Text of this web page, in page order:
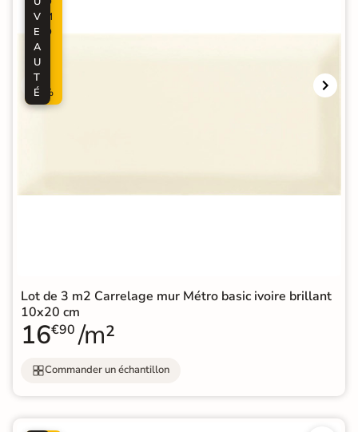
M
O
%
V
E
A
U
T
É
Lot de 3 m2 Carrelage mur Métro basic ivoire brillant
10x20 cm
16€90 /m²
Commander un échantillon